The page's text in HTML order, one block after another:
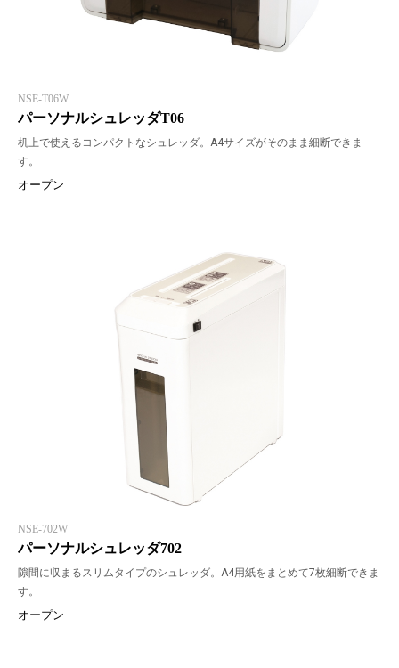
NSE-T06W
パーソナルシュレッダT06
机上で使えるコンパクトなシュレッダ。A4サイズがそのまま細断できま
す。
オープン
NSE-702W
パーソナルシュレッダ702
隙間に収まるスリムタイプのシュレッダ。A4用紙をまとめて7枚細断できま
す。
オープン